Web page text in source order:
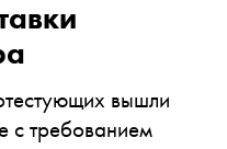
вышли
с требованием